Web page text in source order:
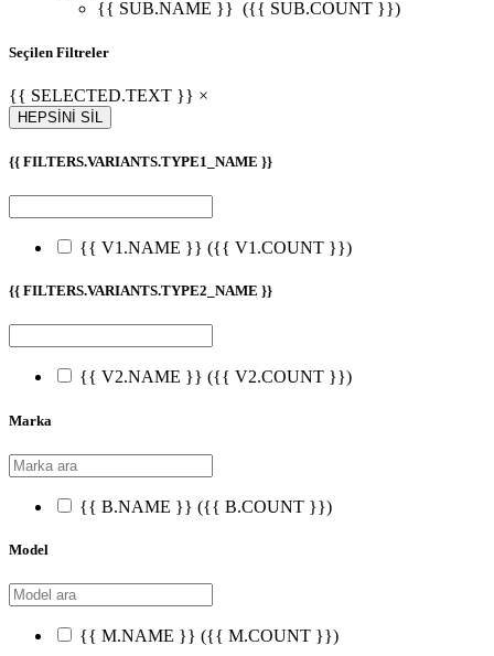
{{ SUB.NAME }} ({{ SUB.COUNT }})
Seçilen Filtreler
{{ SELECTED.TEXT }} ×
HEPSİNİ SİL
{{ FILTERS.VARIANTS.TYPE1_NAME }}
{{ V1.NAME }} ({{ V1.COUNT }})
{{ FILTERS.VARIANTS.TYPE2_NAME }}
{{ V2.NAME }} ({{ V2.COUNT }})
Marka
{{ B.NAME }} ({{ B.COUNT }})
Model
{{ M.NAME }} ({{ M.COUNT }})